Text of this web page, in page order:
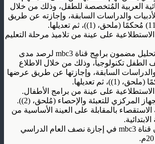
العربية المُتخصصة للطفل، وذلك من خلال
والدراسات السابقة، وإجازته عن طريق
الاستطلاعية على عينة من تلاميذ مرحلة التعليم
إعداد صحيفة تحليل مضمون برامج قناة mbc3 لرصد مدى
الطفل تكنولوجياً، وذلك من خلال الاطلاع
والدراسات السابقة، وإجازتها عن طريق عرضها
الاستطلاعية على عينة من برامج الأطفال.
المركزي للتعبئة والإحصاء (مُلحق، (2)).
بالمقابلة على العينة الأساسية من
تحليل مضمون قناة mbc3 في إجازة نصف العام الدراسي